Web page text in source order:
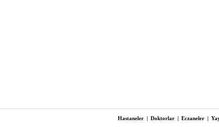
Hastaneler | Doktorlar | Eczaneler |